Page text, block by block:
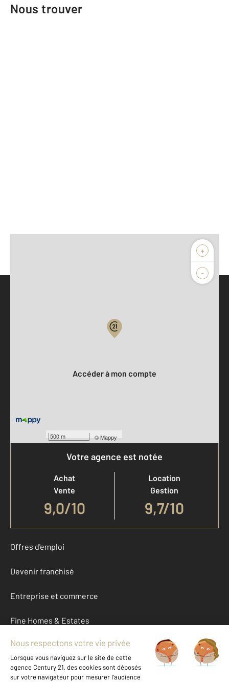
Nous trouver
+
-
500 m ©Mappy
Accéder à mon compte
Votre agence est notée
Achat
Vente
9,0/10
Location
Gestion
9,7/10
Offres d'emploi
Devenir franchisé
Entreprise et commerce
Fine Homes & Estates
À propos
International